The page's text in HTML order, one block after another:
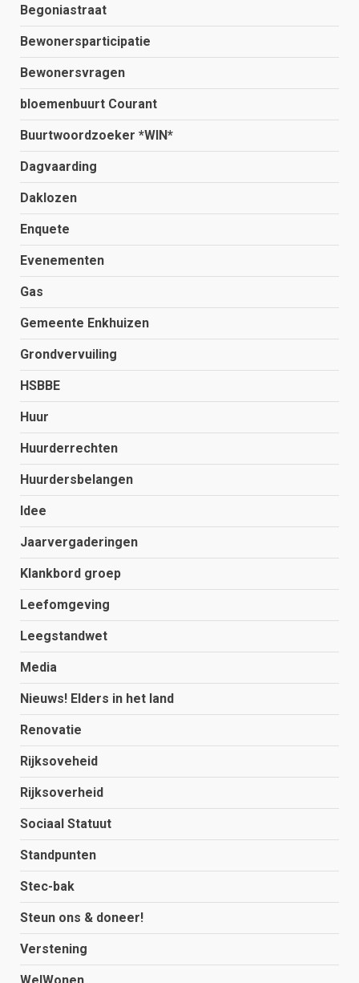
Begoniastraat
Bewonersparticipatie
Bewonersvragen
bloemenbuurt Courant
Buurtwoordzoeker *WIN*
Dagvaarding
Daklozen
Enquete
Evenementen
Gas
Gemeente Enkhuizen
Grondvervuiling
HSBBE
Huur
Huurderrechten
Huurdersbelangen
Idee
Jaarvergaderingen
Klankbord groep
Leefomgeving
Leegstandwet
Media
Nieuws! Elders in het land
Renovatie
Rijksoveheid
Rijksoverheid
Sociaal Statuut
Standpunten
Stec-bak
Steun ons & doneer!
Verstening